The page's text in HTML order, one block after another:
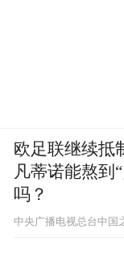
不久前，在
上，获得冠军
计非常独特，
欧足联继续抵
凡蒂诺能熬到
吗？
中央广播电视总台中国